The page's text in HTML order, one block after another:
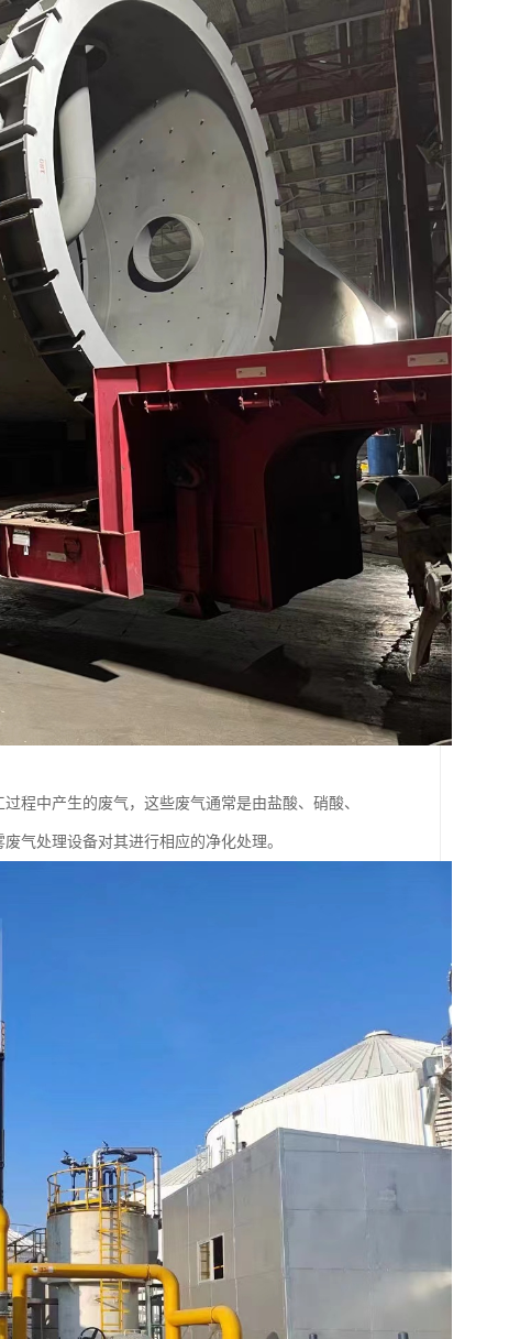
程中产生的废气，这些废气通常是由盐酸、硝酸、
气处理设备对其进行相应的净化处理。